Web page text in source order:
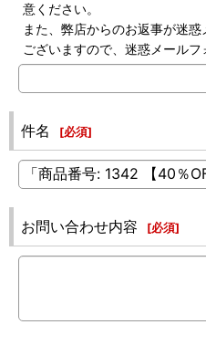
意ください。
また、弊店からのお返事が迷
ございますので、迷惑メールフ
件名 [必須]
お問い合わせ内容 [必須]